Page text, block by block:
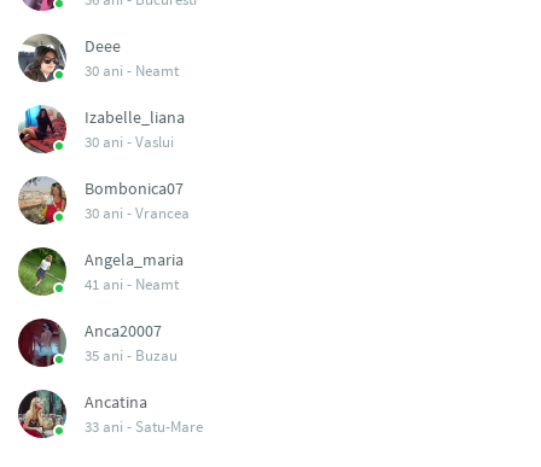
Deee
30 ani - Neamt
Izabelle_liana
30 ani -Vaslui
Bombonica07
30 ani -Vrancea
Angela_maria
41 ani - Neamt
Anca20007
35 ani - Buzau
Ancatina
33 ani - Satu-Mare